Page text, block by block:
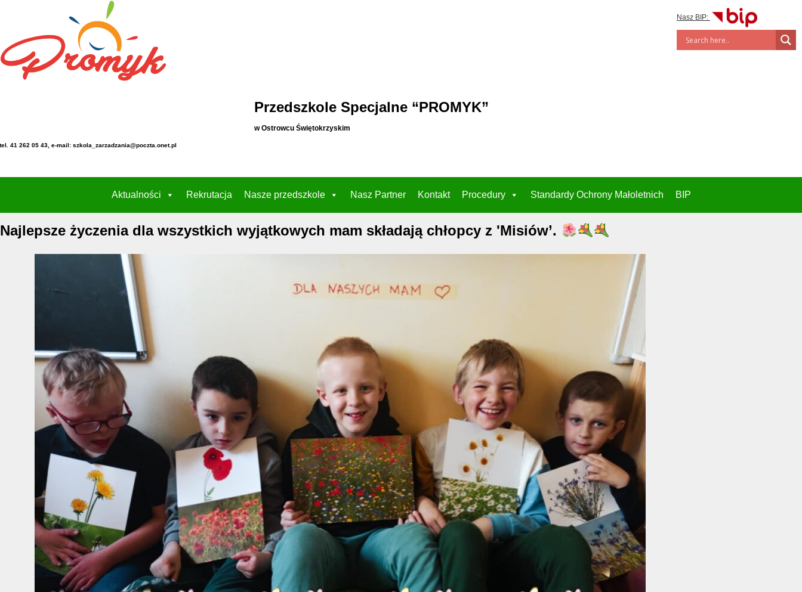
Przedszkole Specjalne “PROMYK”
w Ostrowcu Świętokrzyskim
41 262 05 43, e-mail: szkola_zarzadzania@poczta.onet.pl
Nasz BIP:
Aktualności Rekrutacja Nasze przedszkole Nasz Partner Kontakt Procedury Standardy Ochrony Małoletnich BIP
Najlepsze życzenia dla wszystkich wyjątkowych mam składają chłopcy z 'Misiów’.